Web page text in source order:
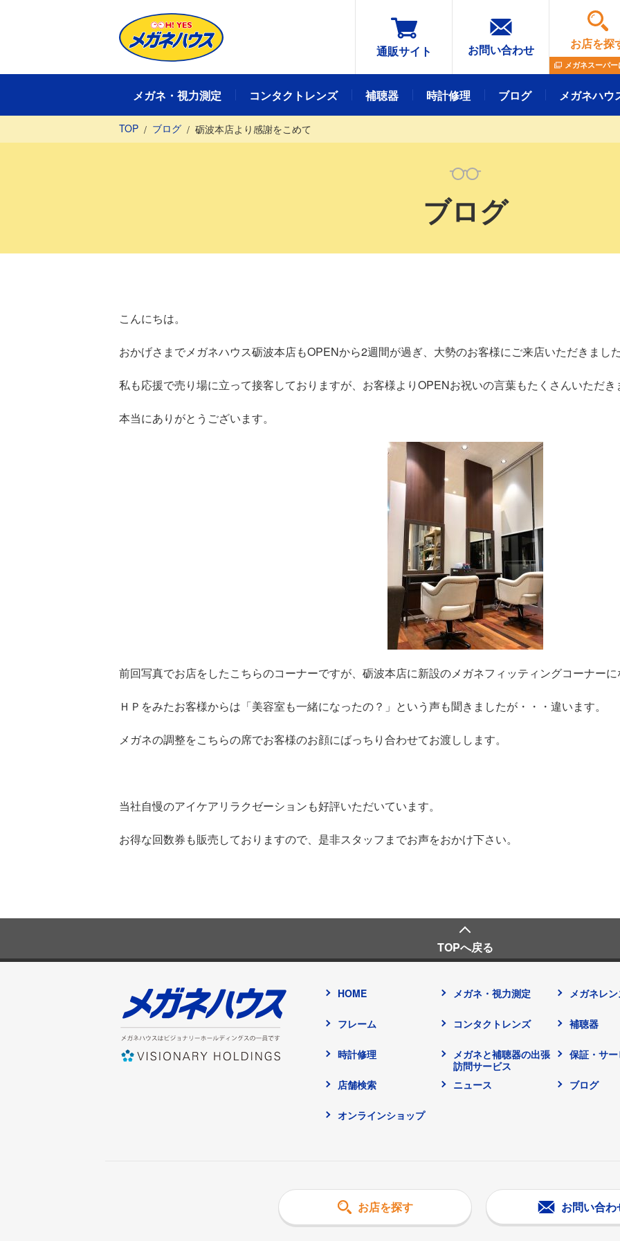
通販サイト お問い合わせ お店を探
メガネスーパ
メガネ・視力測定
メガネ・視力測定TOP
コンタクトレンズ 補聴器 時計修理 ブログ メガネハウ
TOP ブログ 砺波本店より感謝をこめて
ブログ
こんにちは。
おかげさまでメガネハウス砺波本店もOPENから2週間が過ぎ、大勢のお客様にご来店いただきました
私も応援で売り場に立って接客しておりますが、お客様よりOPENお祝いの言葉もたくさんいただき
本当にありがとうございます。
前回写真でお店をしたこちらのコーナーですが、砺波本店に新設のメガネフィッティングコーナーに
ＨＰをみたお客様からは「美容室も一緒になったの？」という声も聞きましたが・・・違います。
メガネの調整をこちらの席でお客様のお顔にばっちり合わせてお渡しします。
当社自慢のアイケアリラクゼーションも好評いただいています。
お得な回数券も販売しておりますので、是非スタッフまでお声をおかけ下さい。
TOPへ戻る
HOME メガネ・視力測定 メガネレ
フレーム コンタクトレンズ 補聴器
時計修理
メガネと補聴器の出張
訪問サービス
保証・サー
店舗検索 ニュース ブログ
オンラインショップ
お店を探す お問い合わ